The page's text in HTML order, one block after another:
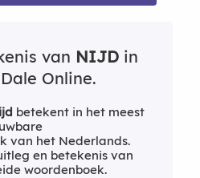
van NIJDin
Online.
betekent in het meest
van het Nederlands.
en betekenis van
woordenboek.